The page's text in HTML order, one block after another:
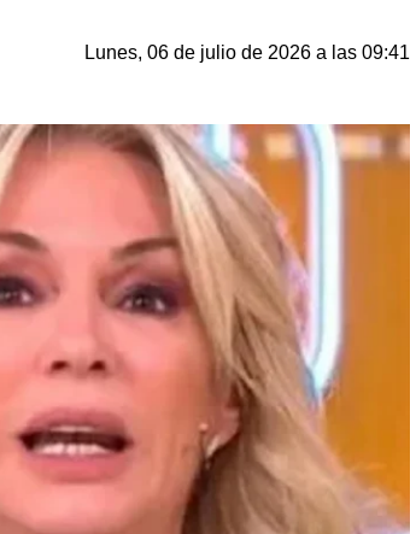
Lunes, 06 de julio de 2026 a las 09:41